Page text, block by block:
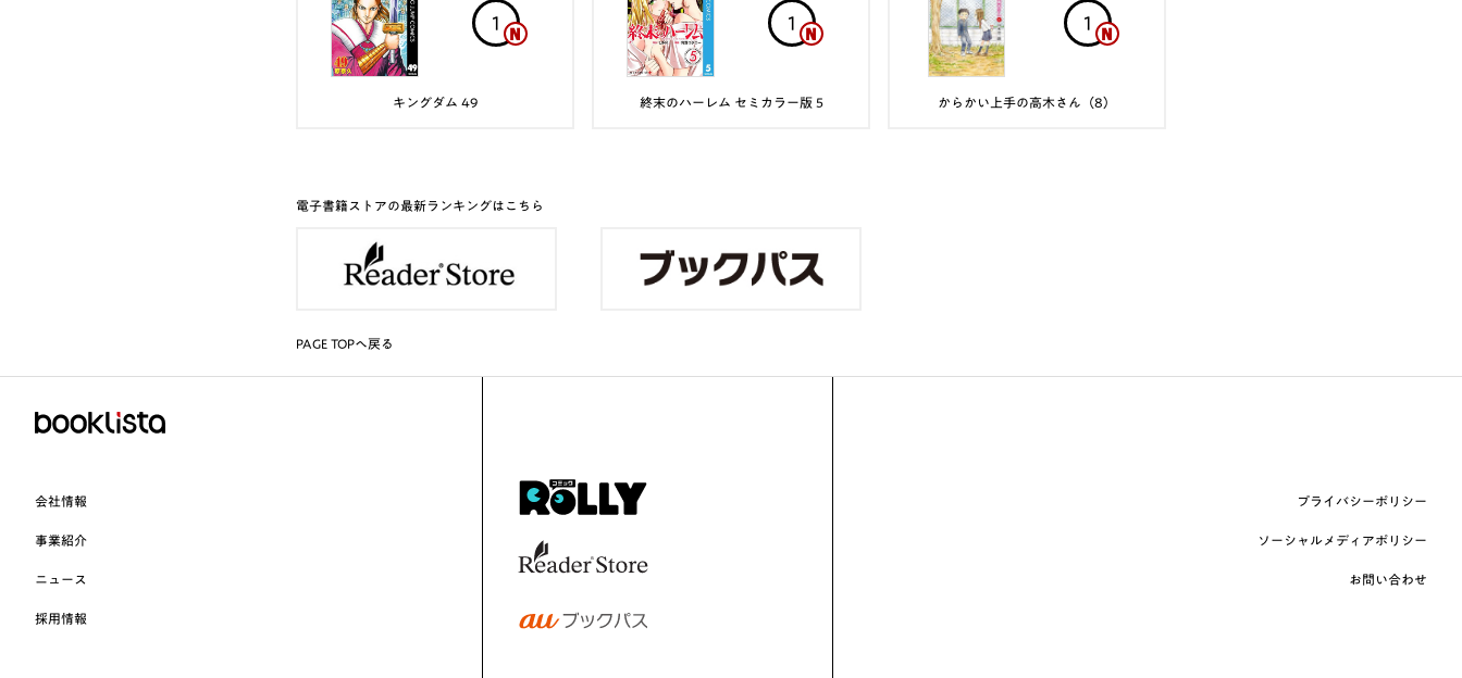
1
キングダム 49
1
からかい上手の高木さん（8）
1
終末のハーレム セミカラー版 5
電子書籍ストアの最新ランキングはこちら
PAGE TOPへ戻る
会社情報
事業紹介
ニュース
採用情報
プライバシーポリシー
ソーシャルメディアポリシー
お問い合わせ